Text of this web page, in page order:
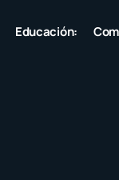
Educación: